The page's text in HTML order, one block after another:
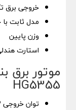
خروجی برق
مدل ثابت
وزن پایین
استارت
موتور برق
HG5355
توان خروجی 3 کیلو وات یا 4 کیلو ولت آمپر(کاوا)